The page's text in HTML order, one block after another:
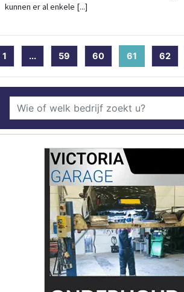
kunnen er al enkele [...]
1 ... 59 60 61 (current)
62